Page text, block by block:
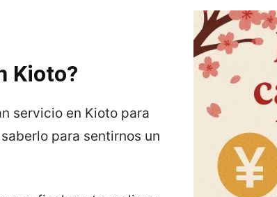
Kioto?
servicio en Kioto para
para sentirnos un